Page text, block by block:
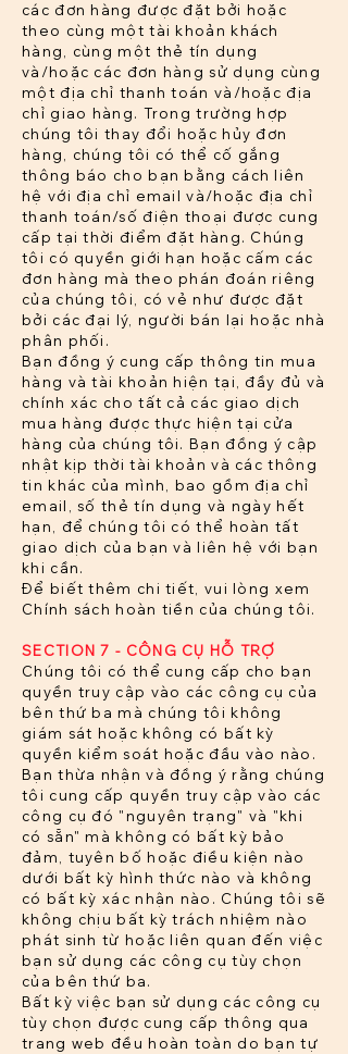
các đơn hàng được đặt bởi hoặc
theo cùng một tài khoản khách
hàng, cùng một thẻ tín dụng
và/hoặc các đơn hàng sử dụng cùng
một địa chỉ thanh toán và/hoặc địa
chỉ giao hàng. Trong trường hợp
chúng tôi thay đổi hoặc hủy đơn
hàng, chúng tôi có thể cố gắng
thông báo cho bạn bằng cách liên
hệ với địa chỉ email và/hoặc địa chỉ
thanh toán/số điện thoại được cung
cấp tại thời điểm đặt hàng. Chúng
tôi có quyền giới hạn hoặc cấm các
đơn hàng mà theo phán đoán riêng
của chúng tôi, có vẻ như được đặt
bởi các đại lý, người bán lại hoặc nhà
phân phối.
Bạn đồng ý cung cấp thông tin mua
hàng và tài khoản hiện tại, đầy đủ và
chính xác cho tất cả các giao dịch
mua hàng được thực hiện tại cửa
hàng của chúng tôi. Bạn đồng ý cập
nhật kịp thời tài khoản và các thông
tin khác của mình, bao gồm địa chỉ
email, số thẻ tín dụng và ngày hết
hạn, để chúng tôi có thể hoàn tất
giao dịch của bạn và liên hệ với bạn
khi cần.
Để biết thêm chi tiết, vui lòng xem
Chính sách hoàn tiền của chúng tôi.
SECTION 7 - CÔNG CỤ HỖ TRỢ
Chúng tôi có thể cung cấp cho bạn
quyền truy cập vào các công cụ của
bên thứ ba mà chúng tôi không
giám sát hoặc không có bất kỳ
quyền kiểm soát hoặc đầu vào nào.
Bạn thừa nhận và đồng ý rằng chúng
tôi cung cấp quyền truy cập vào các
công cụ đó "nguyên trạng" và "khi
có sẵn" mà không có bất kỳ bảo
đảm, tuyên bố hoặc điều kiện nào
dưới bất kỳ hình thức nào và không
có bất kỳ xác nhận nào. Chúng tôi sẽ
không chịu bất kỳ trách nhiệm nào
phát sinh từ hoặc liên quan đến việc
bạn sử dụng các công cụ tùy chọn
của bên thứ ba.
Bất kỳ việc bạn sử dụng các công cụ
tùy chọn được cung cấp thông qua
trang web đều hoàn toàn do bạn tự